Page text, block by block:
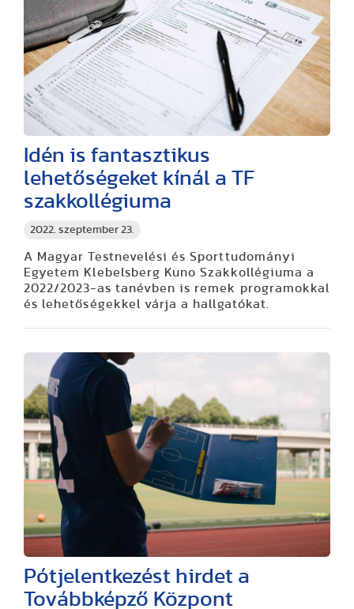
2022. szeptember 23.
Idén is fantasztikus
lehetőségeket kínál a TF
szakkollégiuma
A Magyar Testnevelési és Sporttudományi
Egyetem Klebelsberg Kuno Szakkollégiuma a
2022/2023-as tanévben is remek programokkal
és lehetőségekkel várja a hallgatókat.
Pótjelentkezést hirdet a
Továbbképző Központ